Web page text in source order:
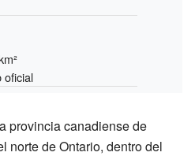
oficial
provincia canadiense de
norte de Ontario, dentro del